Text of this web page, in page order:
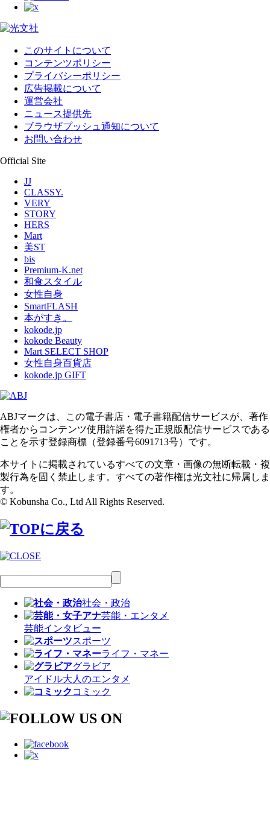
このサイトについて
コンテンツポリシー
プライバシーポリシー
広告掲載について
運営会社
ニュース提供先
ブラウザプッシュ通知について
お問い合わせ
Official Site
JJ
CLASSY.
VERY
STORY
HERS
Mart
美ST
bis
Premium-K.net
和食スタイル
女性自身
SmartFLASH
本がすき。
kokode.jp
kokode Beauty
Mart SELECT SHOP
女性自身百貨店
kokode.jp GIFT
ABJマークは、この電子書店・電子書籍配信サービスが、著作
権者からコンテンツ使用許諾を得た正規版配信サービスである
ことを示す登録商標（登録番号6091713号）です。
本サイトに掲載されているすべての文章・画像の無断転載・複
製行為を固く禁止します。すべての著作権は光文社に帰属しま
す。
© Kobunsha Co., Ltd All Rights Reserved.
社会・政治
芸能・エンタメ
芸能インタビュー
スポーツ
ライフ・マネー
グラビア
アイドル大人のエンタメ
コミック